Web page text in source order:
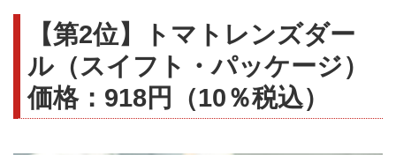
【第2位】トマトレンズダー
ル（スイフト・パッケージ）
価格：918円（10％税込）